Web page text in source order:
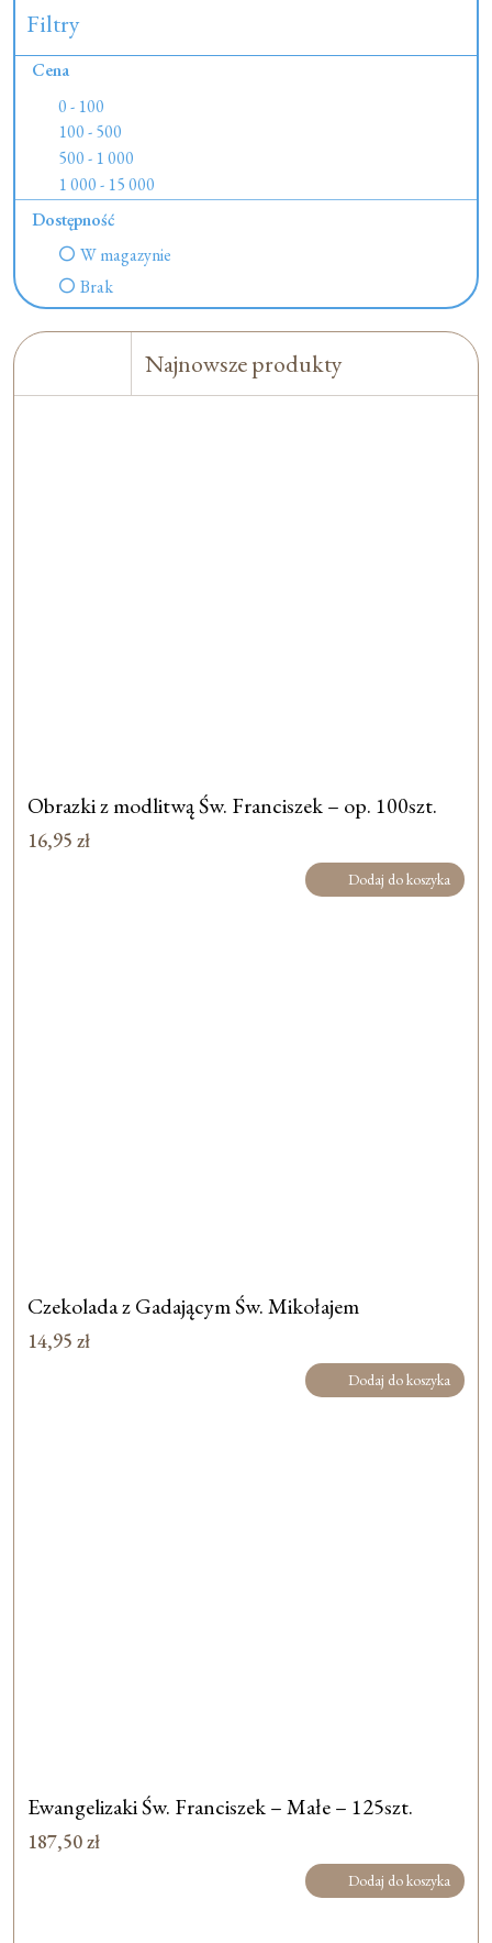
Filtry
Cena
0 - 100
100 - 500
500 - 1 000
1 000 - 15 000
Dostępność
W magazynie
Brak
Najnowsze produkty
Obrazki z modlitwą Św. Franciszek – op. 100szt.
16,95 zł
Dodaj do koszyka
Czekolada z Gadającym Św. Mikołajem
14,95 zł
Dodaj do koszyka
Ewangelizaki Św. Franciszek – Małe – 125szt.
187,50zł
Dodaj do koszyka